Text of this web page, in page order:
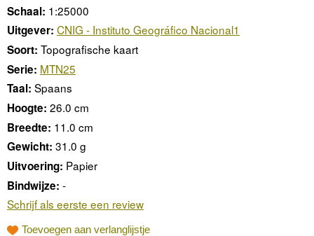
Schaal: 1:25000
Uitgever: CNIG - Instituto Geográfico Nacional1
Soort: Topografische kaart
Serie: MTN25
Taal: Spaans
Hoogte: 26.0 cm
Breedte: 11.0 cm
Gewicht: 31.0 g
Uitvoering: Papier
Bindwijze: -
Schrijf als eerste een review
Toevoegen aan verlanglijstje